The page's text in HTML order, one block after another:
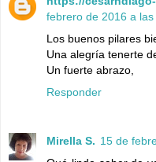
febrero de 2016 a las
Los buenos pilares
Una alegría tenerte
Un fuerte abrazo,
Responder
Mirella S. 15 de